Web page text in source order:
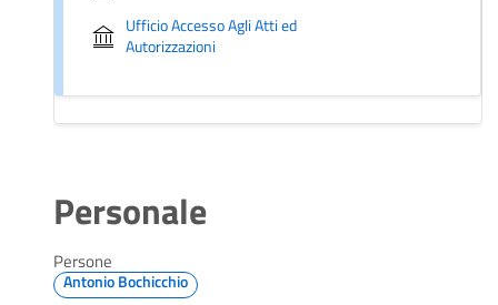
Ufficio Accesso Agli Atti ed
Autorizzazioni
Personale
Persone
Antonio Bochicchio